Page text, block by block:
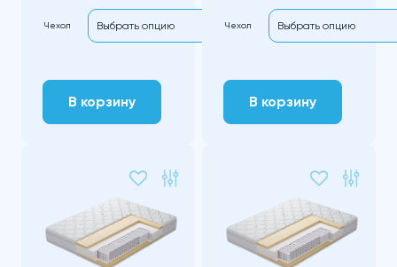
Чехол
В корзину
Чехол
В корзину